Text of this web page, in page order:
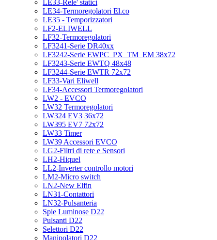
LE33-Rele' statici
LE34-Termoregolatori El.co
LE35 - Temporizzatori
LF2-ELIWELL
LF32-Termoregolatori
LF3241-Serie DR40xx
LF3242-Serie EWPC_PX_TM_EM 38x72
LF3243-Serie EWTQ 48x48
LF3244-Serie EWTR 72x72
LF33-Vari Eliwell
LF34-Accessori Termoregolatori
LW2 - EVCO
LW32 Termoregolatori
LW324 EV3 36x72
LW395 EV7 72x72
LW33 Timer
LW39 Accessori EVCO
LG2-Filtri di rete e Sensori
LH2-Hiquel
LL2-Inverter controllo motori
LM2-Micro switch
LN2-New Elfin
LN31-Contattori
LN32-Pulsanteria
Spie Luminose D22
Pulsanti D22
Selettori D22
Manipolatori D22